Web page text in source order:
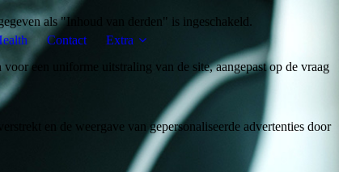
Contact Extra
als "Inhoud van derden" is ingeschakeld.
een uniforme uitstraling van de site, aangepast op de vraag
en de weergave van gepersonaliseerde advertenties door